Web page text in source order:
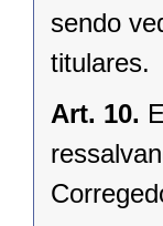
sendo
titulares.
Art. 10.